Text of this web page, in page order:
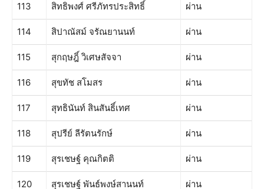
113 สิทธิพงศ์ ศรีภัทรประสิทธิ์ ผ่าน
114 สิปาณัสม์ จรัณยานนท์ ผ่าน
115 สุกฤษฎิ์ วิเศษสัจจา ผ่าน
116 สุขทัช สโมสร ผ่าน
117 สุทธินันท์ สินสันธิ์เทศ ผ่าน
118 สุปรีย์ ลีรัตนรักษ์ ผ่าน
119 สุรเชษฐ์ คุณกิตติ ผ่าน
120 สุรเชษฐ์ พันธ์พงษ์สานนท์ ผ่าน